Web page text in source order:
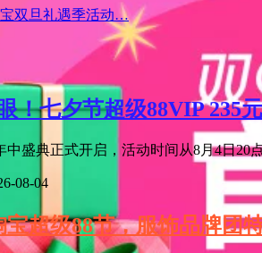
宝双旦礼遇季活动…
！七夕节超级88VIP 235
中盛典正式开启，活动时间从8月4日20
08-04
宝超级88节，服饰品牌团